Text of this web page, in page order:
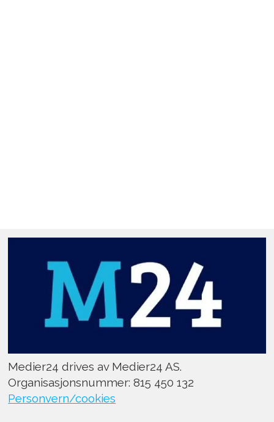
Medier24 drives av Medier24 AS.
Organisasjonsnummer: 815 450 132
Personvern/cookies